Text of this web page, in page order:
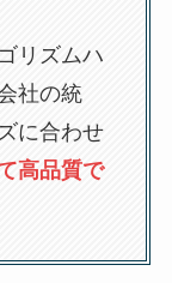
リズムハ
社の統
に合わせ
高品質で